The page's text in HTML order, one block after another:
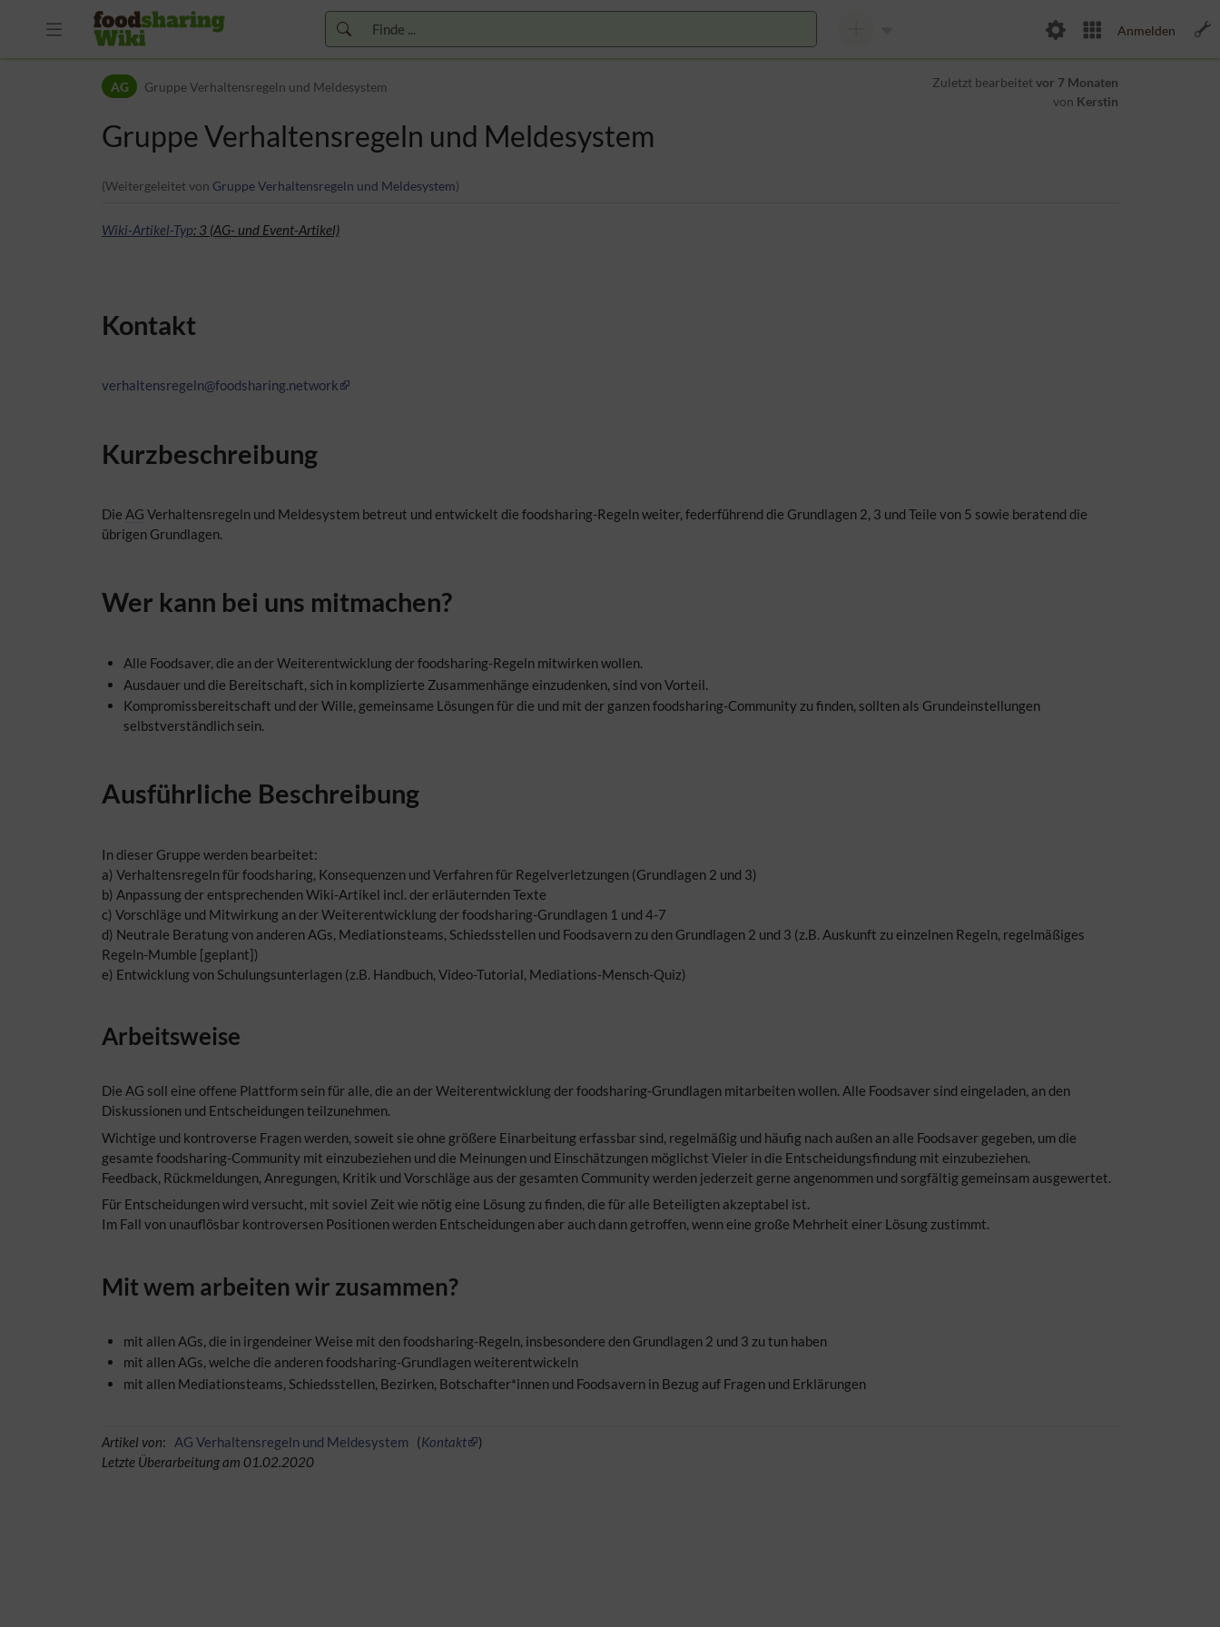
Zur Hauptnavigation
Zum Arbeitsbereich
Anmelden
AG Gruppe Verhaltensregeln und Meldesystem Zuletzt bearbeitetvor 7 Monaten
von Kerstin
Gruppe Verhaltensregeln und Meldesystem
(Weitergeleitet von Gruppe Verhaltensregeln und Meldesystem)
Wiki-Artikel-Typ: 3 (AG- und Event-Artikel)
Kontakt
verhaltensregeln@foodsharing.network
Kurzbeschreibung
Die AG Verhaltensregeln und Meldesystem betreut und entwickelt die foodsharing-Regeln weiter, federführend die Grundlagen 2, 3 und Teile von 5 sowie beratend die
übrigen Grundlagen.
Wer kann bei uns mitmachen?
Alle Foodsaver, die an der Weiterentwicklung der foodsharing-Regeln mitwirken wollen.
Ausdauer und die Bereitschaft, sich in komplizierte Zusammenhänge einzudenken, sind von Vorteil.
Kompromissbereitschaft und der Wille, gemeinsame Lösungen für die und mit der ganzen foodsharing-Community zu finden, sollten als Grundeinstellungen
selbstverständlich sein.
Ausführliche Beschreibung
In dieser Gruppe werden bearbeitet:
a) Verhaltensregeln für foodsharing, Konsequenzen und Verfahren für Regelverletzungen (Grundlagen 2 und 3)
b) Anpassung der entsprechenden Wiki-Artikel incl. der erläuternden Texte
c) Vorschläge und Mitwirkung an der Weiterentwicklung der foodsharing-Grundlagen 1 und 4-7
d) Neutrale Beratung von anderen AGs, Mediationsteams, Schiedsstellen und Foodsavern zu den Grundlagen 2 und 3 (z.B. Auskunft zu einzelnen Regeln, regelmäßiges
Regeln-Mumble [geplant])
e) Entwicklung von Schulungsunterlagen (z.B. Handbuch, Video-Tutorial, Mediations-Mensch-Quiz)
Arbeitsweise
Die AG soll eine offene Plattform sein für alle, die an der Weiterentwicklung der foodsharing-Grundlagen mitarbeiten wollen. Alle Foodsaver sind eingeladen, an den
Diskussionen und Entscheidungen teilzunehmen.
Wichtige und kontroverse Fragen werden, soweit sie ohne größere Einarbeitung erfassbar sind, regelmäßig und häufig nach außen an alle Foodsaver gegeben, um die
gesamte foodsharing-Community mit einzubeziehen und die Meinungen und Einschätzungen möglichst Vieler in die Entscheidungsfindung mit einzubeziehen.
Feedback, Rückmeldungen, Anregungen, Kritik und Vorschläge aus der gesamten Community werden jederzeit gerne angenommen und sorgfältig gemeinsam ausgewertet.
Für Entscheidungen wird versucht, mit soviel Zeit wie nötig eine Lösung zu finden, die für alle Beteiligten akzeptabel ist.
Im Fall von unauflösbar kontroversen Positionen werden Entscheidungen aber auch dann getroffen, wenn eine große Mehrheit einer Lösung zustimmt.
Mit wem arbeiten wir zusammen?
mit allen AGs, die in irgendeiner Weise mit den foodsharing-Regeln, insbesondere den Grundlagen 2 und 3 zu tun haben
mit allen AGs, welche die anderen foodsharing-Grundlagen weiterentwickeln
mit allen Mediationsteams, Schiedsstellen, Bezirken, Botschafter*innen und Foodsavern in Bezug auf Fragen und Erklärungen
Artikel von: AG Verhaltensregeln und Meldesystem (Kontakt
)
Letzte Überarbeitung am 01.02.2020